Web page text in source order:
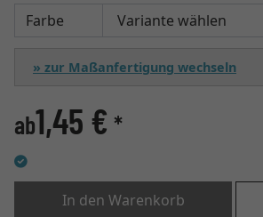
Farbe
» zur Maßanfertigung wechseln
ab1,45 € *
In den Warenkorb